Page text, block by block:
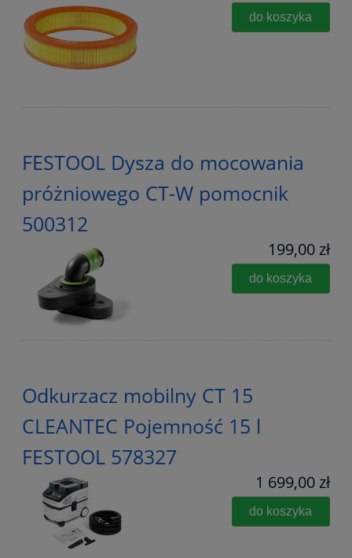
do koszyka
FESTOOL Dysza do mocowania
próżniowego CT-W pomocnik
500312
199,00 zł
do koszyka
Odkurzacz mobilny CT 15
CLEANTEC Pojemność 15 l
FESTOOL 578327
1 699,00 zł
do koszyka